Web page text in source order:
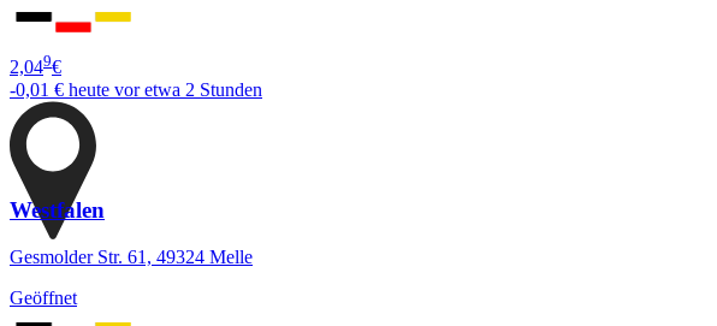
2,049€
-0,01 € heute vor etwa 2 Stunden
Westfalen
Gesmolder Str. 61, 49324 Melle
Geöffnet